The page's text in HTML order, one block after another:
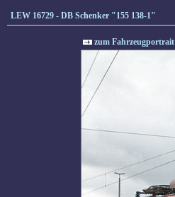
LEW 16729 - DB Schenker "155 138-1"
zum Fahrzeugportrait